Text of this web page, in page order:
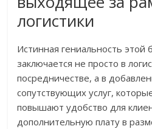
логистики
Истинная гениальность этой
заключается не просто в
посредничестве, а в
сопутствующих услуг,
повышают удобство для
дополнительную плату в